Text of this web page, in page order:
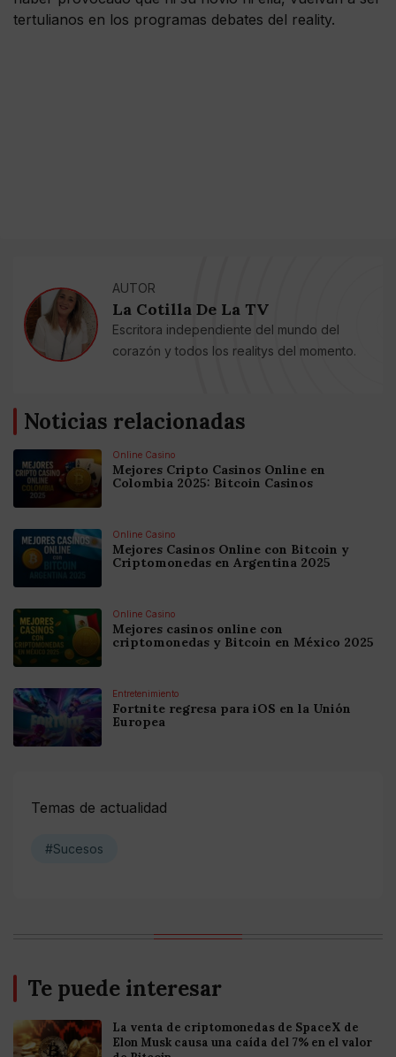
tertulianos en los programas debates del reality.
AUTOR
La Cotilla De La TV
Escritora independiente del mundo del
corazón y todos los realitys del momento.
Noticias relacionadas
Online Casino
Mejores Cripto Casinos Online en
Colombia 2025: Bitcoin Casinos
Online Casino
Mejores Casinos Online con Bitcoin y
Criptomonedas en Argentina 2025
Online Casino
Mejores casinos online con
criptomonedas y Bitcoin en México 2025
Entretenimiento
Fortnite regresa para iOS en la Unión
Europea
Temas de actualidad
#Sucesos
Te puede interesar
La venta de criptomonedas de SpaceX de
Elon Musk causa una caída del 7% en el valor